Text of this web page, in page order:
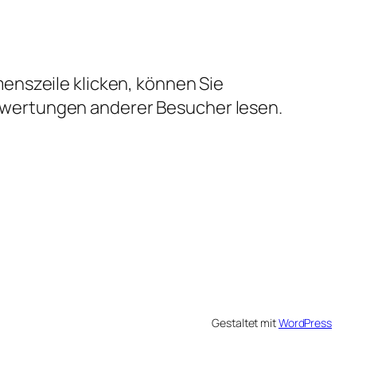
klicken, können Sie
anderer Besucher lesen.
Gestaltet mitWordPress